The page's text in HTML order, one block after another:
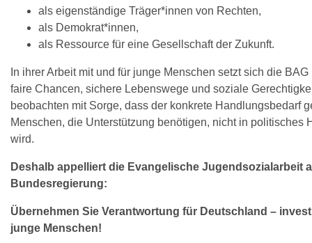
als eigenständige Träger*innen von Rechten,
als Demokrat*innen,
als Ressource für eine Gesellschaft der Zukunft.
In ihrer Arbeit mit und für junge Menschen setzt sich die
faire Chancen, sichere Lebenswege und soziale
beobachten mit Sorge, dass der konkrete Handlungsbedarf
Menschen, die Unterstützung benötigen, nicht in politisches
wird.
Deshalb appelliert die Evangelische Jugendsozialarbeit
Bundesregierung:
Übernehmen Sie Verantwortung für Deutschland –
junge Menschen!